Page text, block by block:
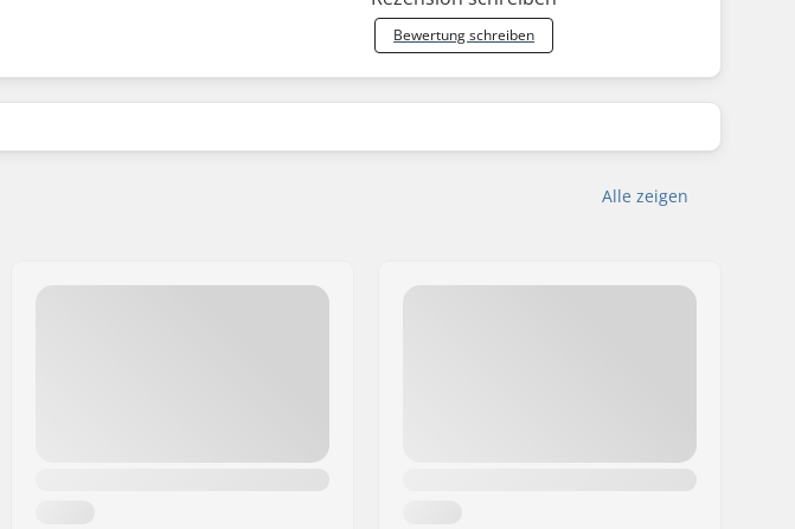
Bewertung schreiben
Alle zeigen